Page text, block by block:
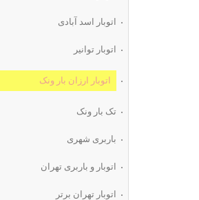
اتوبار اسد آبادی
اتوبار توانیر
اتوبار ارزان بار ونک
تک بار ونک
باربری شهری
اتوبار و باربری تهران
اتوبار تهران برتر